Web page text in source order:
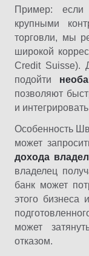
Пример: если
крупными
торговли, мы
широкой
Credit Suisse).
подойти
позволяют
и
Особенность
может
дохода
владелец
банк может
этого бизнеса
может
отказом.